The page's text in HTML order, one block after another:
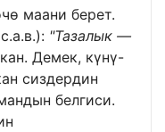
маани берет.
"Тазалык —
Демек, күнү-
сиздердин
белгиси.